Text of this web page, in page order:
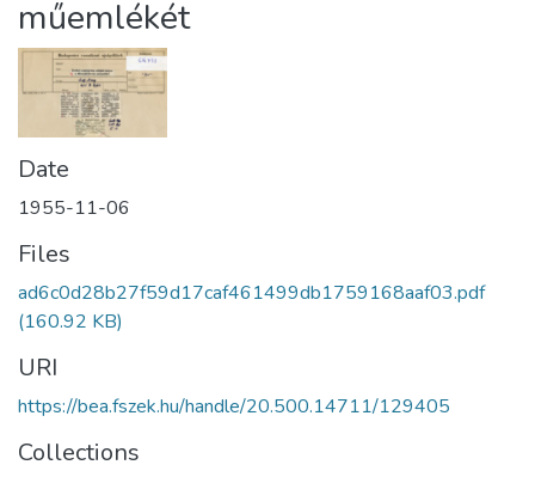
műemlékét
Date
1955-11-06
Files
ad6c0d28b27f59d17caf461499db1759168aaf03.pdf
(160.92 KB)
URI
https://bea.fszek.hu/handle/20.500.14711/129405
Collections